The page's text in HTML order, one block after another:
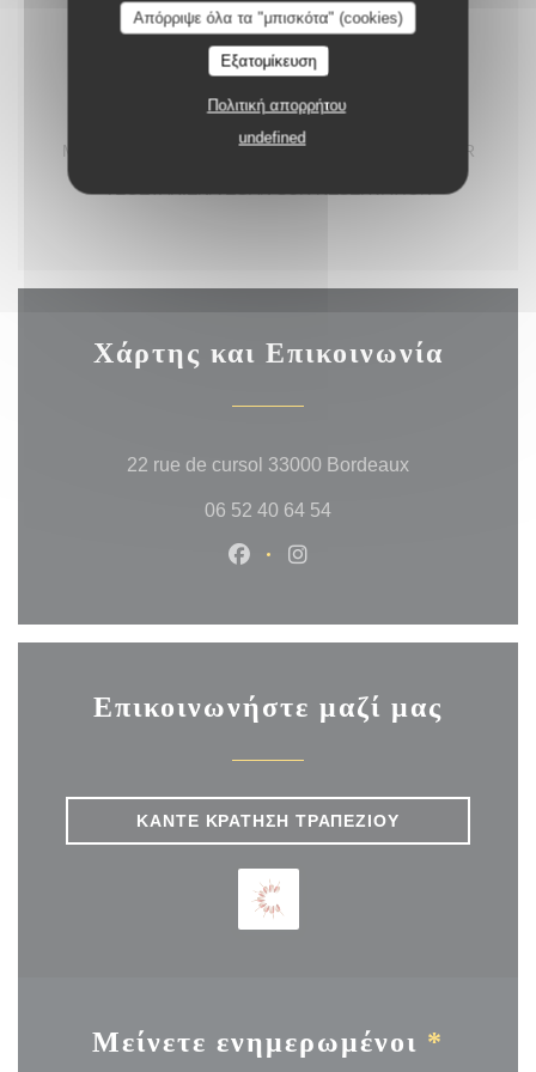
Απόρριψε όλα τα "μπισκότα" (cookies)
Εξατομίκευση
Πολιτική απορρήτου
undefined
MENU UNIQUE POUR TOUTE LA TABLE DEMANDER
Χάρτης και Επικοινωνία
22 rue de cursol 33000 Bordeaux((ανοίγει σε
06 52 40 64 54
Facebook ((ανοίγει σε νέο
Επικοινωνήστε μαζί μας
ΚΆΝΤΕ ΚΡΆΤΗΣΗ ΤΡΑΠΕΖΙΟΎ
Μείνετε ενημερωμένοι *